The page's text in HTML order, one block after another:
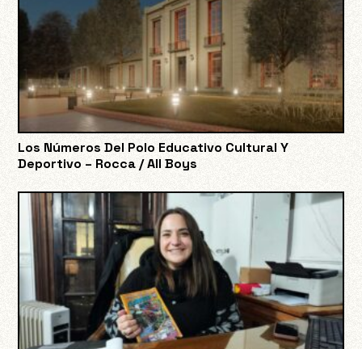
Los Números Del Polo Educativo Cultural Y
Deportivo – Rocca / All Boys